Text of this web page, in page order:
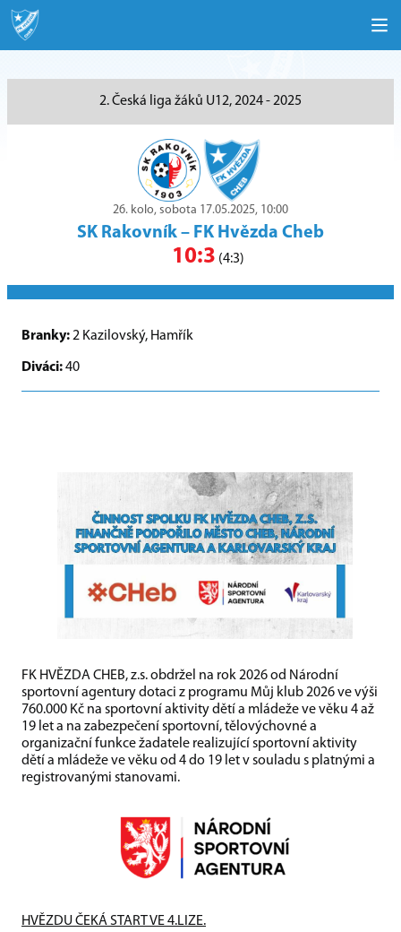
2. Česká liga žáků U12, 2024 - 2025
26. kolo, sobota 17.05.2025, 10:00
SK Rakovník – FK Hvězda Cheb
10:3 (4:3)
Branky:2 Kazilovský, Hamřík
Diváci:40
FK HVĚZDA CHEB, z.s. obdržel na rok 2026 od Národní
sportovní agentury dotaci z programu Můj klub 2026 ve výši
760.000 Kč na sportovní aktivity dětí a mládeže ve věku 4 až
19 let a na zabezpečení sportovní, tělovýchovné a
organizační funkce žadatele realizující sportovní aktivity
dětí a mládeže ve věku od 4 do 19 let v souladu s platnými a
registrovanými stanovami.
HVĚZDU ČEKÁ START VE 4.LIZE.